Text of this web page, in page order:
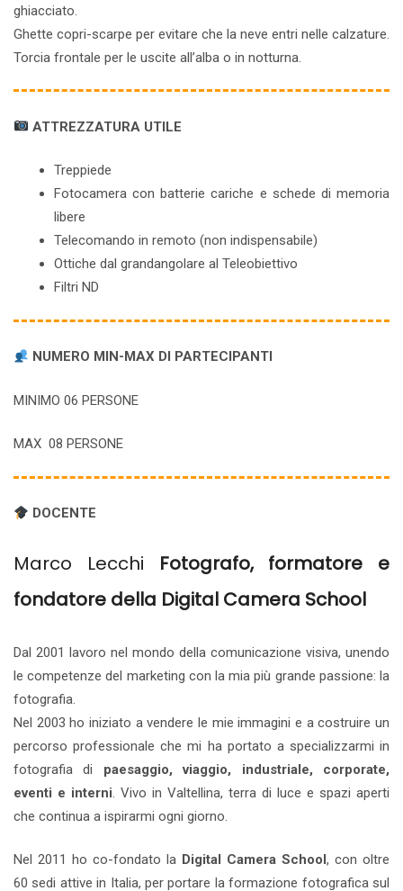
ghiacciato.
Ghette copri-scarpe per evitare che la neve entri nelle calzature.
Torcia frontale per le uscite all’alba o in notturna.
ATTREZZATURA UTILE
Treppiede
Fotocamera con batterie cariche e schede di memoria
libere
Telecomando in remoto (non indispensabile)
Ottiche dal grandangolare al Teleobiettivo
Filtri ND
NUMERO MIN-MAX DI PARTECIPANTI
MINIMO 06 PERSONE
MAX 08 PERSONE
DOCENTE
Marco Lecchi Fotografo, formatore e
fondatore della Digital Camera School
Dal 2001 lavoro nel mondo della comunicazione visiva, unendo
le competenze del marketing con la mia più grande passione: la
fotografia.
Nel 2003 ho iniziato a vendere le mie immagini e a costruire un
percorso professionale che mi ha portato a specializzarmi in
fotografia di paesaggio, viaggio, industriale, corporate,
eventi e interni. Vivo in Valtellina, terra di luce e spazi aperti
che continua a ispirarmi ogni giorno.
Nel 2011 ho co-fondato la Digital Camera School, con oltre
60 sedi attive in Italia, per portare la formazione fotografica sul